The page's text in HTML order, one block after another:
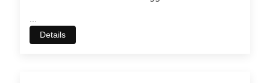
...
Details